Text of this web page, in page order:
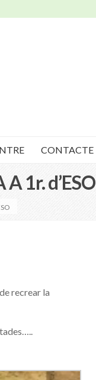
CONTACTE
1r. d’ESO
recrear la